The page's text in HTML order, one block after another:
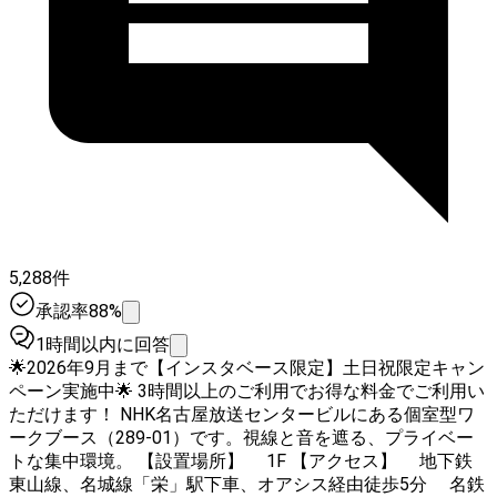
5,288件
承認率88%
1時間以内に回答
🌟2026年9月まで【インスタベース限定】土日祝限定キャン
ペーン実施中🌟 3時間以上のご利用でお得な料金でご利用い
ただけます！ NHK名古屋放送センタービルにある個室型ワ
ークブース（289-01）です。視線と音を遮る、プライベー
トな集中環境。 【設置場所】 1F 【アクセス】 地下鉄
東山線、名城線「栄」駅下車、オアシス経由徒歩5分 名鉄